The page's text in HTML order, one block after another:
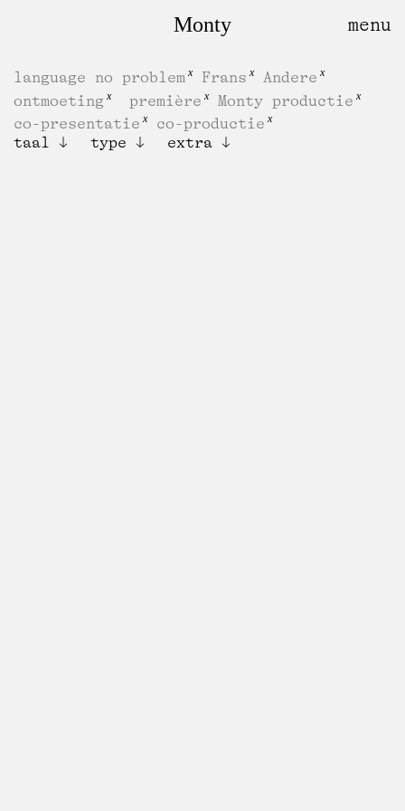
Monty
language no problem Frans
Andere
ontmoeting
première
Monty productie
co-presentatie
co-productie
taal
type extra